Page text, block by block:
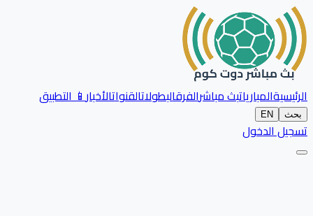
الرئيسيةالمبارياتبث مباشرالفرقالبطولاتالقنواتالأخبار📱 التطبيق
بحث EN
تسجيل الدخول